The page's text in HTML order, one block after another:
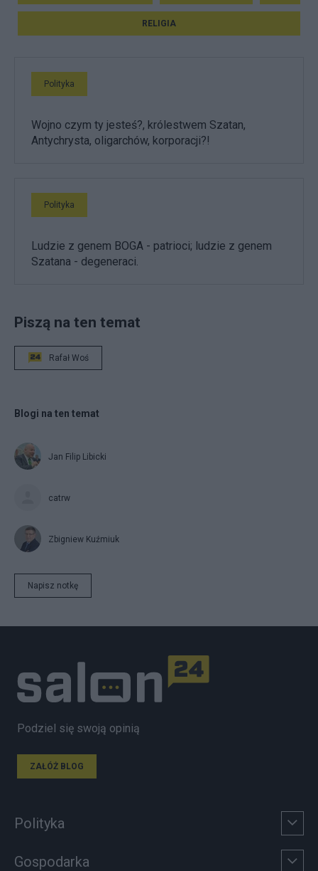
RELIGIA
Polityka
Wojno czym ty jesteś?, królestwem Szatan,
Antychrysta, oligarchów, korporacji?!
Polityka
Ludzie z genem BOGA - patrioci; ludzie z genem
Szatana - degeneraci.
Piszą na ten temat
Rafał Woś
Blogi na ten temat
Jan Filip Libicki
catrw
Zbigniew Kuźmiuk
Napisz notkę
Podziel się swoją opinią
ZAŁÓŻ BLOG
Polityka
Gospodarka